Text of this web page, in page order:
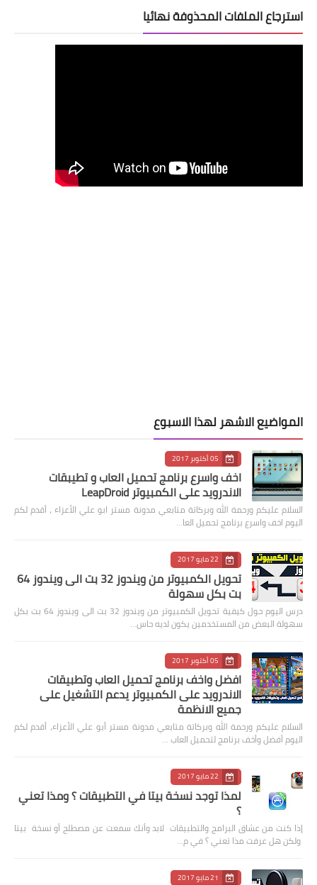
استرجاع الملفات المحذوفة نهائيا
المواضيع الاشهر لهذا الاسبوع
05 أكتوبر 2017
اخف واسرع برنامج تحميل العاب و تطيبقات
الاندرويد على الكمبيوتر LeapDroid
السلام عليكم ورحمة الله وبركاتة متابعي مدونة مستر ابو علي الأعزاء ، أقدم لكم
اليوم اخف واسرع برنامج تحميل العا…
22 مايو 2017
تحويل الكمبيوتر من ويندوز 32 بت الى ويندوز 64
بت بكل سهولة
درس اليوم حول كيفية تحويل الكمبيوتر من ويندوز 32 بت الى ويندوز 64 بت بكل
سهولة البعض من المستخدمين يكون لديه حاس…
05 أكتوبر 2017
افضل واخف برنامج تحميل العاب وتطبيقات
الاندرويد على الكمبيوتر يدعم التشغيل على
جميع الانظمة
السلام عليكم ورحمة الله وبركاتة متابعي مدونة مستر أبو علي الأعزاء، أقدم لكم
اليوم أفضل وأخف برنامج لتحميل العاب …
22 مايو 2017
لمذا توجد نسخة بيتا في التطبيقات ؟ ومذا تعني
؟
إذا كنت من عشاق البرامج والتطبيقات لابد وأنك سمعت عن مصطلح أو نسخة بيتا
ولكن هل عرفت مذا تعني ؟ في م…
21 مايو 2017